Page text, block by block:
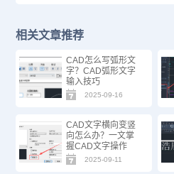
相关文章推荐
CAD怎么写弧形文
字？CAD弧形文字
输入技巧
2025-09-16
CAD文字横向变竖
向怎么办？一文掌
握CAD文字操作
2025-09-11